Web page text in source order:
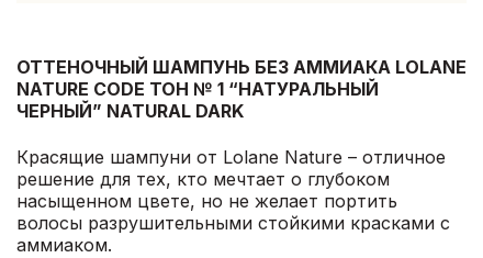
ОТТЕНОЧНЫЙ ШАМПУНЬ БЕЗ АММИАКА LOLANE
NATURE CODE ТОН № 1 “НАТУРАЛЬНЫЙ
ЧЕРНЫЙ” NATURAL DARK
Красящие шампуни от Lolane Nature – отличное
решение для тех, кто мечтает о глубоком
насыщенном цвете, но не желает портить
волосы разрушительными стойкими красками с
аммиаком.